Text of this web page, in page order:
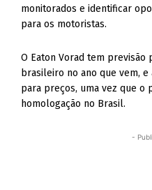
monitorados e identificar
para os motoristas.
O Eaton Vorad tem previsão
brasileiro no ano que vem,
para preços, uma vez que o
homologação no Brasil.
-